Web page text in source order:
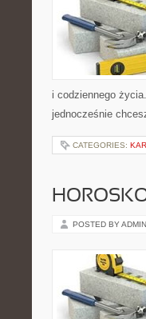
i codziennego
jednocześnie
CATEGORIES:
POSTED BY ADMIN